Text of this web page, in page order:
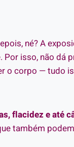
né? A
Por isso, não dá
o corpo — tudo
flacidez e até
também podem